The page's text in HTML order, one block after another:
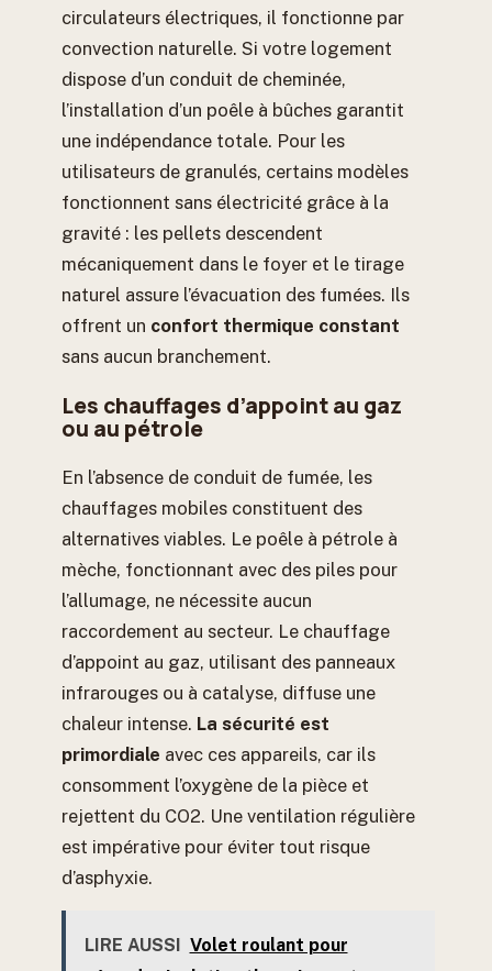
circulateurs électriques, il fonctionne par
convection naturelle. Si votre logement
dispose d’un conduit de cheminée,
l’installation d’un poêle à bûches garantit
une indépendance totale. Pour les
utilisateurs de granulés, certains modèles
fonctionnent sans électricité grâce à la
gravité : les pellets descendent
mécaniquement dans le foyer et le tirage
naturel assure l’évacuation des fumées. Ils
offrent un confort thermique constant
sans aucun branchement.
Les chauffages d’appoint au gaz
ou au pétrole
En l’absence de conduit de fumée, les
chauffages mobiles constituent des
alternatives viables. Le poêle à pétrole à
mèche, fonctionnant avec des piles pour
l’allumage, ne nécessite aucun
raccordement au secteur. Le chauffage
d’appoint au gaz, utilisant des panneaux
infrarouges ou à catalyse, diffuse une
chaleur intense. La sécurité est
primordiale avec ces appareils, car ils
consomment l’oxygène de la pièce et
rejettent du CO2. Une ventilation régulière
est impérative pour éviter tout risque
d’asphyxie.
LIRE AUSSI Volet roulant pour